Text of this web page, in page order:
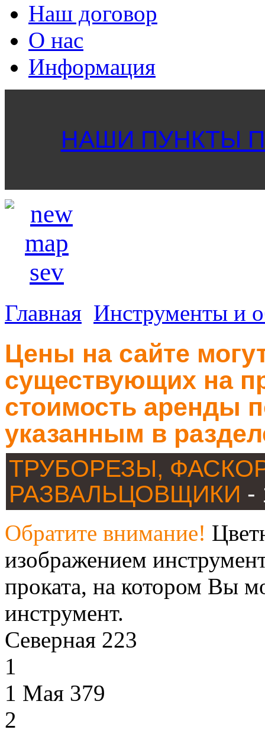
Наш договор
О нас
Информация
НАШИ ПУНКТЫ
Главная Инструменты и
Цены на сайте
существующих на
стоимость аренды
указанным в
ТРУБОРЕЗЫ,
РАЗВАЛЬЦОВЩИКИ -
Обратите внимание!
изображением
проката, на котором Вы
инструмент.
Северная 223
1
1 Мая 379
2